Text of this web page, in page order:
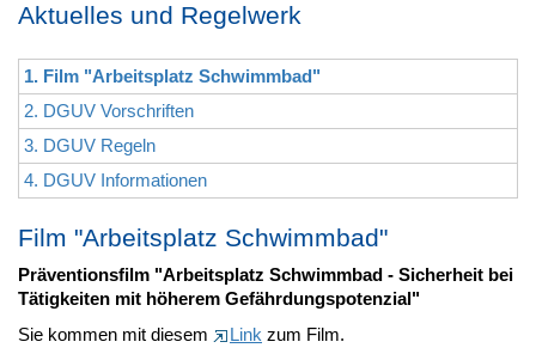
Aktuelles und Regelwerk
1. Film "Arbeitsplatz Schwimmbad"
2. DGUV Vorschriften
3. DGUV Regeln
4. DGUV Informationen
Film "Arbeitsplatz Schwimmbad"
Präventionsfilm "Arbeitsplatz Schwimmbad - Sicherheit bei
Tätigkeiten mit höherem Gefährdungspotenzial"
Sie kommen mit diesem
Link zum Film.